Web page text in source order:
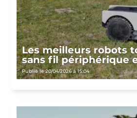
Les meilleurs robots
sans fil périphérique
Publié le 20/04/2026 à 15:04